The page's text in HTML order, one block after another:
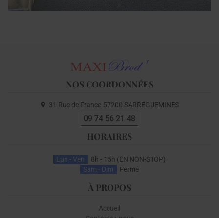
NOS COORDONNÉES
31 Rue de France 57200 SARREGUEMINES
09 74 56 21 48
HORAIRES
Lun - Ven
8h - 15h (EN NON-STOP)
Sam - Dim
Fermé
À PROPOS
Accueil